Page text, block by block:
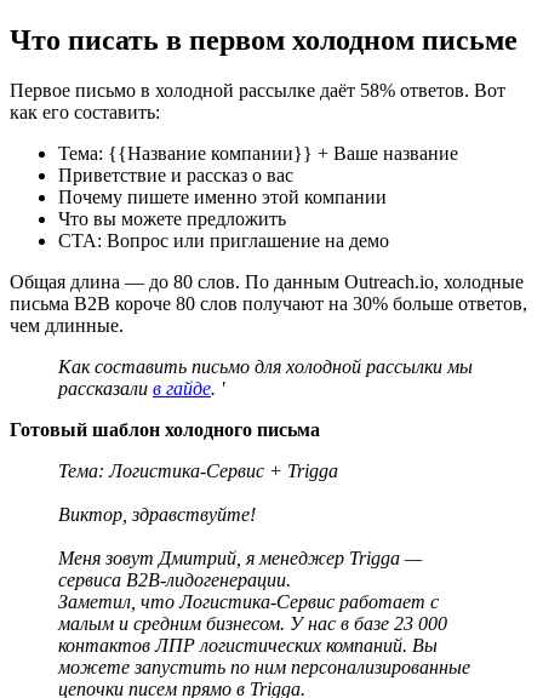
Что писать в первом холодном письме
Первое письмо в холодной рассылке даёт 58% ответов. Вот
как его составить:
Тема: {{Название компании}} + Ваше название
Приветствие и рассказ о вас
Почему пишете именно этой компании
Что вы можете предложить
CTA: Вопрос или приглашение на демо
Общая длина — до 80 слов. По данным Outreach.io, холодные
письма B2B короче 80 слов получают на 30% больше ответов,
чем длинные.
Как составить письмо для холодной рассылки мы
рассказали в гайде. '
Готовый шаблон холодного письма
Тема: Логистика-Сервис + Trigga
Виктор, здравствуйте!
Меня зовут Дмитрий, я менеджер Trigga —
сервиса B2B-лидогенерации.
Заметил, что Логистика-Сервис работает с
малым и средним бизнесом. У нас в базе 23 000
контактов ЛПР логистических компаний. Вы
можете запустить по ним персонализированные
цепочки писем прямо в Trigga.